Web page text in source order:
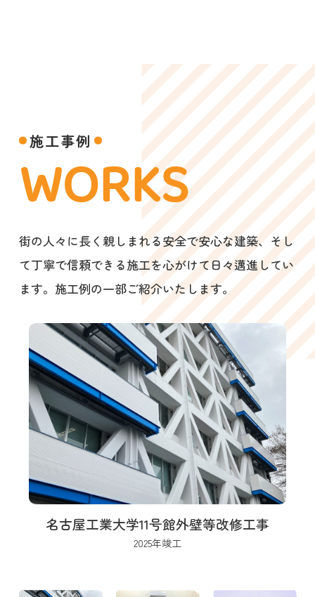
施工事例
WORKS
街の人々に長く親しまれる安全で安心な建築、そし
て丁寧で信頼できる施工を心がけて日々邁進してい
ます。施工例の一部ご紹介いたします。
名古屋工業大学11号館外壁等改修工事
2025年竣工